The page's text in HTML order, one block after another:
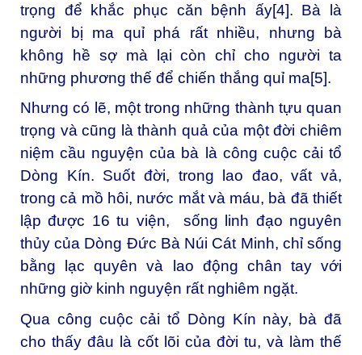
trọng để khắc phục căn bệnh ấy[4]. Bà là
người bị ma quỉ phá rất nhiều, nhưng bà
không hề sợ mà lại còn chỉ cho người ta
những phương thế để chiến thắng quỉ ma[5].
Nhưng có lẽ, một trong những thành tựu quan
trọng và cũng là thành quả của một đời chiêm
niệm cầu nguyện của bà là công cuộc cải tổ
Dòng Kín. Suốt đời, trong lao đao, vất vả,
trong cả mồ hôi, nước mắt và máu, bà đã thiết
lập được 16 tu viện, sống linh đạo nguyên
thủy của Dòng Đức Bà Núi Cát Minh, chỉ sống
bằng lạc quyên và lao động chân tay với
những giờ kinh nguyện rất nghiêm ngặt.
Qua công cuộc cải tổ Dòng Kín này, bà đã
cho thấy đâu là cốt lõi của đời tu, và làm thế